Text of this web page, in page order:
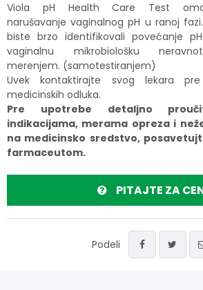
Viola pH Health Care Test
narušavanje vaginalnog pH u ranoj
biste brzo identifikovali povećanje
vaginalnu mikrobiološku
merenjem. (samotestiranjem)
Uvek kontaktirajte svog lekara
medicinskih odluka.
Pre upotrebe detaljno
indikacijama, merama opreza i
na medicinsko sredstvo,
farmaceutom.
PITAJTE ZA
Podeli